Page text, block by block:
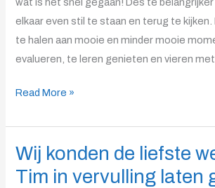
elkaar even stil te staan en terug te kijken.
te halen aan mooie en minder mooie
evalueren, te leren genieten en vieren met
Read More »
Wij konden de liefste
Tim in vervulling laten
Wij
konden